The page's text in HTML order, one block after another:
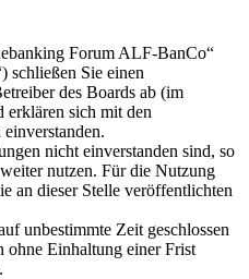
Forum ALF-BanCo“
schließen Sie einen
des Boards ab (im
erklären sich mit den
nicht einverstanden sind, so
nutzen. Für die Nutzung
an dieser Stelle veröffentlichten
unbestimmte Zeit geschlossen
ohne Einhaltung einer Frist